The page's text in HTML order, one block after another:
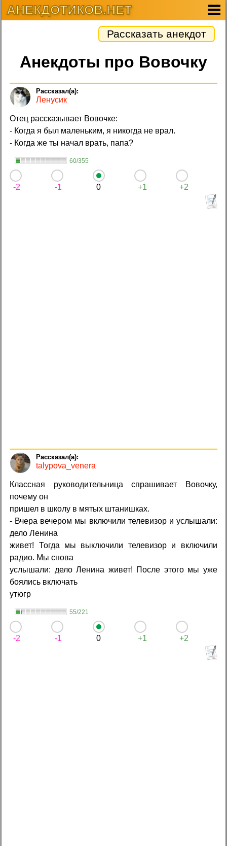
АНЕКДОТИКОВ.НЕТ
Рассказать анекдот
Анекдоты про Вовочку
Ленусик
Отец рассказывает Вовочке:
- Когда я был маленьким, я никогда не врал.
- Когда же ты начал врать, папа?
60/355
-2 -1 0 +1 +2
talypova_venera
Классная руководительница спрашивает Вовочку,
почему он
пришел в школу в мятых штанишках.
- Вчера вечером мы включили телевизор и услышали:
дело Ленина
живет! Тогда мы выключили телевизор и включили
радио. Мы снова
услышали: дело Ленина живет! После этого мы уже
боялись включать
утюгр
55/221
-2 -1 0 +1 +2